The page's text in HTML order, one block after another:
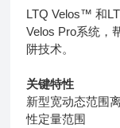
LTQ Velos™ 和
Velos Pro系统，
阱技术。
关键特性
新型宽动态范围
性定量范围